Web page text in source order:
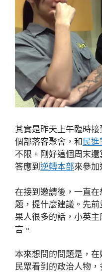
其實是昨天上午臨時
個部落客聚會，和 民進
不限。剛好這個周末
答應到 逆轉本部來參加
在接到邀請後，一直
題，提什麼建議。先
果人很多的話，小英
言。
本來想問的問題是，
民眾看到的政治人物